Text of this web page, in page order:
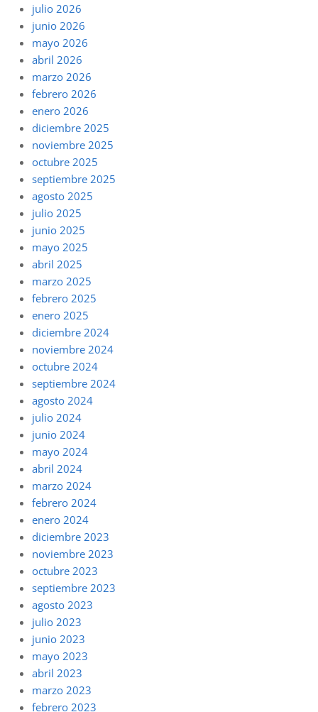
julio 2026
junio 2026
mayo 2026
abril 2026
marzo 2026
febrero 2026
enero 2026
diciembre 2025
noviembre 2025
octubre 2025
septiembre 2025
agosto 2025
julio 2025
junio 2025
mayo 2025
abril 2025
marzo 2025
febrero 2025
enero 2025
diciembre 2024
noviembre 2024
octubre 2024
septiembre 2024
agosto 2024
julio 2024
junio 2024
mayo 2024
abril 2024
marzo 2024
febrero 2024
enero 2024
diciembre 2023
noviembre 2023
octubre 2023
septiembre 2023
agosto 2023
julio 2023
junio 2023
mayo 2023
abril 2023
marzo 2023
febrero 2023